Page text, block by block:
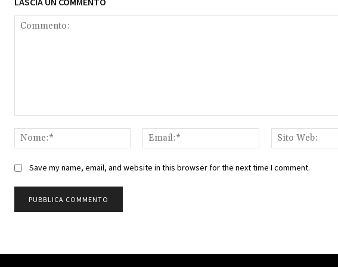
Nome:*
Email:*
Save my name, email, and website in this browser for the next time I comment.